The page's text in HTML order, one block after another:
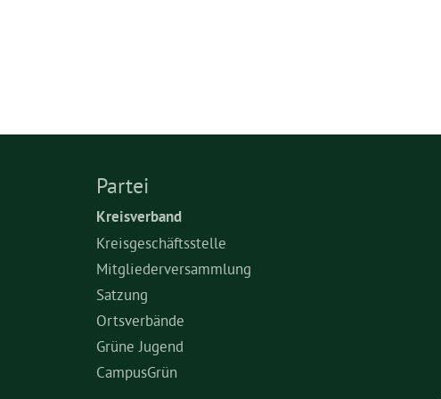
Partei
Kreisverband
Kreisgeschäftsstelle
Mitgliederversammlung
Satzung
Ortsverbände
Grüne Jugend
CampusGrün